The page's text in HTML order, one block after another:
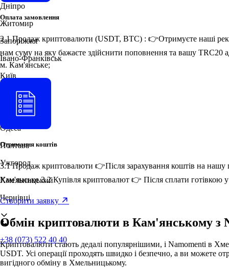
Дніпро
Житомир
Запоріжжя
Івано-Франківськ
Київ
Кременчук
Львів
Одеса
Полтава
Ужгород
Хмельницький
Чернівці
+38 (073) 522 40 40
Оплата замовлення
2.1 Продаж криптовалюти (USDT, BTC) : 👉Отримуєте наші
нам суму на яку бажаєте здійснити поповнення та вашу TRC20
м. Кам'янське;
Отримання коштів
3.1 Продаж криптовалюти 👉Після зарахування коштів на нашу
Кам'янське 3.2 Купівля криптовалют 👉 Після сплати готівкою
Створити заявку
Обмін криптовалюти в Кам'янському з
Криптовалюти стають дедалі популярнішими, і Namomenti в
USDT. Усі операції проходять швидко і безпечно, а ви можете
вигідного обміну в Хмельницькому.